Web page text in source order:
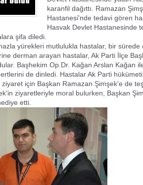
karanfil dağıttı. Ramazan
Hastanesi'nde tedavi gören
Hasvak Devlet Hastanesinde
şifa diledi.
yürekleri mutlulukla hastalar, bir sürede
derman arayan hastalar, Ak Parti İlçe
Başhekim Op.Dr. Kağan Arslan Kağan
de dinledi. Hastalar Ak Parti
için Başkan Ramazan Şimşek'e de
ziyaretleriyle moral bulurken, Başkan
etti.